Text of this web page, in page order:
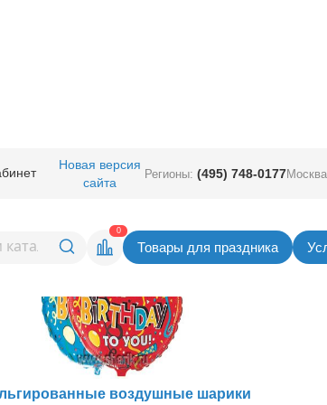
Новая версия
сайта
Регионы: (495) 748-0177
0
Товары для праздника
купить оптом –
воздушные шарики